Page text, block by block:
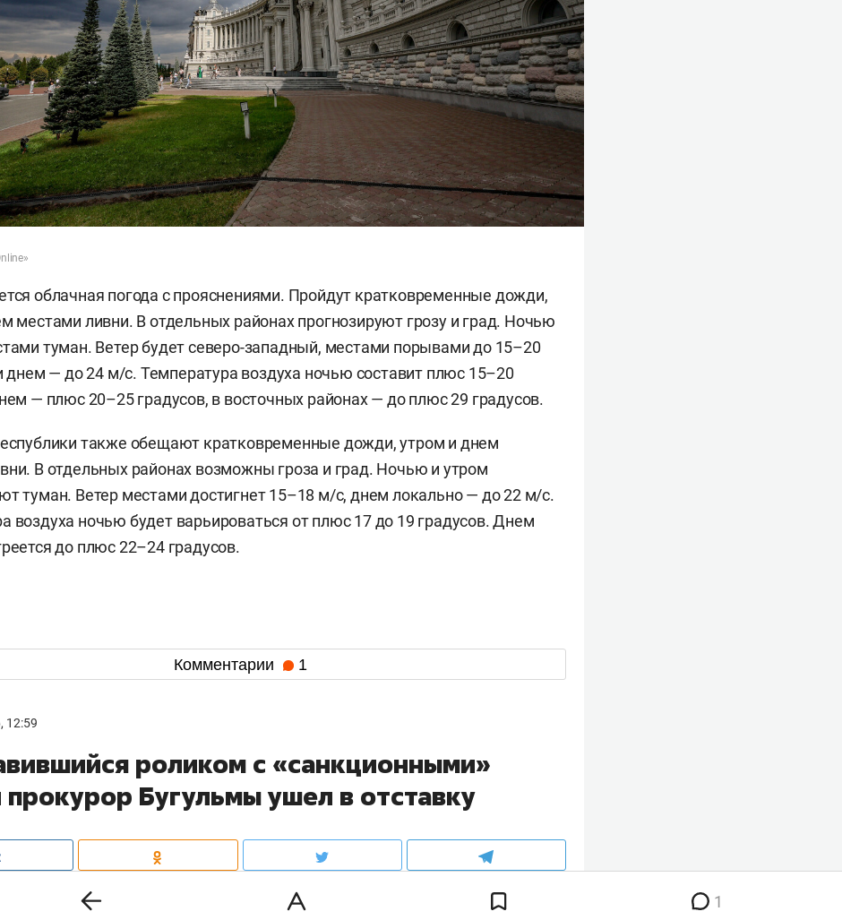
облачная погода с прояснениями. Пройдут кратковременные дожди,
местами ливни. В отдельных районах прогнозируют грозу и град. Ночью
туман. Ветер будет северо-западный, местами порывами до 15–20
днем — до 24 м/с. Температура воздуха ночью составит плюс 15–20
— плюс 20–25 градусов, в восточных районах — до плюс 29 градусов.
также обещают кратковременные дожди, утром и днем
В отдельных районах возможны гроза и град. Ночью и утром
туман. Ветер местами достигнет 15–18 м/с, днем локально — до 22 м/с.
воздуха ночью будет варьироваться от плюс 17 до 19 градусов. Днем
до плюс 22–24 градусов.
Комментарии 1
12:59
роликом с «санкционными»
прокурор Бугульмы ушел в отставку
района Ришат Шакировушел в отставку. На прошлой
1